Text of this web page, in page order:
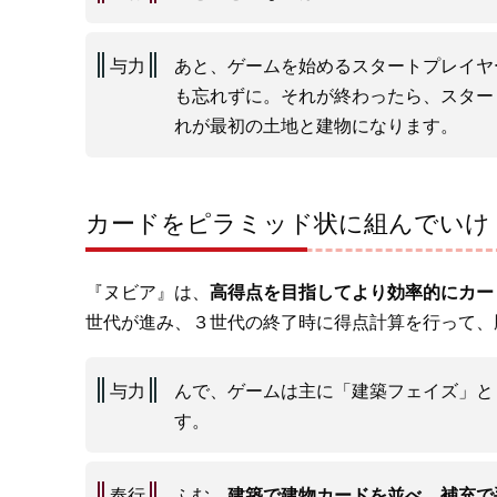
与力
あと、ゲームを始めるスタートプレイ
も忘れずに。それが終わったら、スタ
れが最初の土地と建物になります。
カードをピラミッド状に組んでいけ
『ヌビア』は、 高得点を目指してより効率的にカ
世代が進み、３世代の終了時に得点計算を行って
与力
んで、ゲームは主に「建築フェイズ」
す。